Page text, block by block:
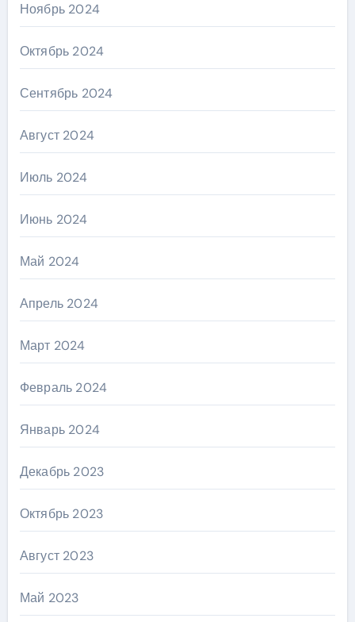
Ноябрь 2024
Октябрь 2024
Сентябрь 2024
Август 2024
Июль 2024
Июнь 2024
Май 2024
Апрель 2024
Март 2024
Февраль 2024
Январь 2024
Декабрь 2023
Октябрь 2023
Август 2023
Май 2023